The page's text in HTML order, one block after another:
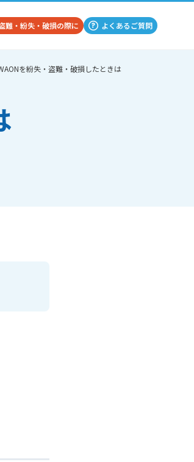
難・紛失・破損の際に よくあるご質問
を紛失・盗難・破損したときは